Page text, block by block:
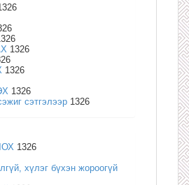
1326
1326
1326
сэтгэлээр 1326
1326
хүлэг бүхэн жороогүй